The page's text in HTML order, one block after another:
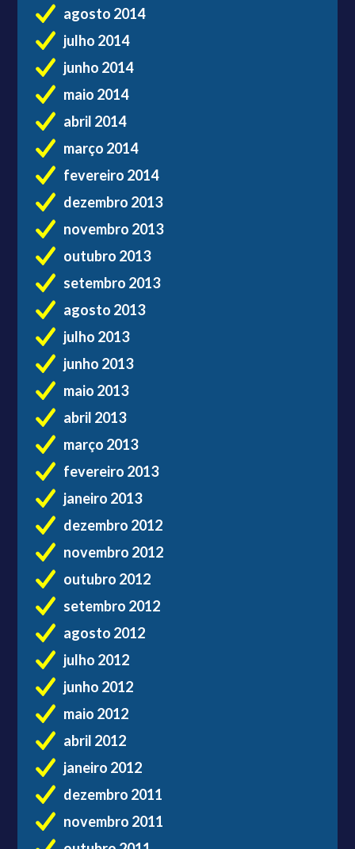
agosto 2014
julho 2014
junho 2014
maio 2014
abril 2014
março 2014
fevereiro 2014
dezembro 2013
novembro 2013
outubro 2013
setembro 2013
agosto 2013
julho 2013
junho 2013
maio 2013
abril 2013
março 2013
fevereiro 2013
janeiro 2013
dezembro 2012
novembro 2012
outubro 2012
setembro 2012
agosto 2012
julho 2012
junho 2012
maio 2012
abril 2012
janeiro 2012
dezembro 2011
novembro 2011